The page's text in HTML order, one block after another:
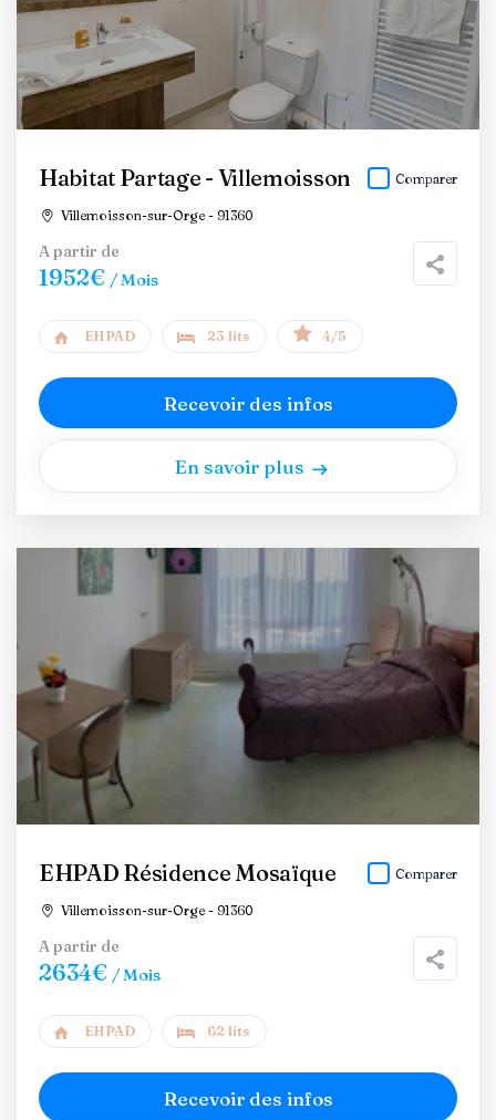
Habitat Partage - Villemoisson
Villemoisson-sur-Orge - 91360
Comparer
A partir de
1952€ / Mois
EHPAD 23 lits 4/5
Recevoir des infos
En savoir plus
EHPAD Résidence Mosaïque
Villemoisson-sur-Orge - 91360
Comparer
A partir de
2634€ / Mois
EHPAD 62 lits
Recevoir des infos